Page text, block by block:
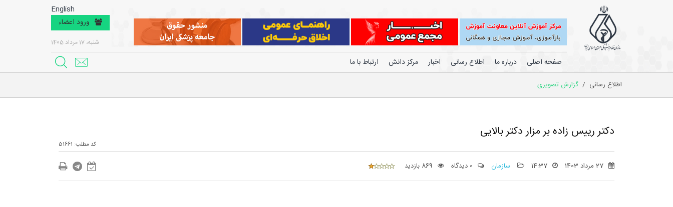
English
ورود اعضاء
شنبه، 17 مرداد 1405
صفحه اصلی درباره ما اطلاع رسانی اخبار مرکز دانش ارتباط با ما
اطلاع رسانی / گزارش تصویری
دکتر رییس زاده بر مزار دکتر بالایی
کد مطلب: 51661
27 مرداد 1403 14:37 سازمان 0 دیدگاه 869 بازدید